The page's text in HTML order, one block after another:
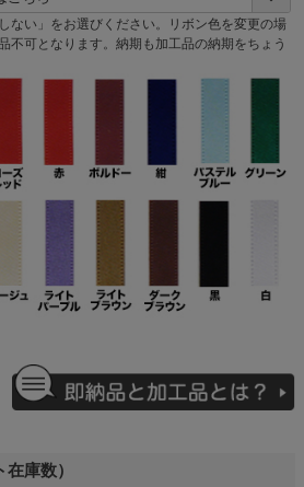
ない」をお選びください。リボン色を変更の場
不可となります。納期も加工品の納期をちょう
庫数）